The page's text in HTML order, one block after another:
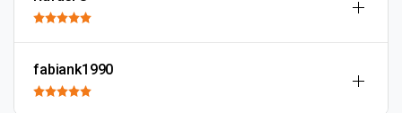
fabiank1990